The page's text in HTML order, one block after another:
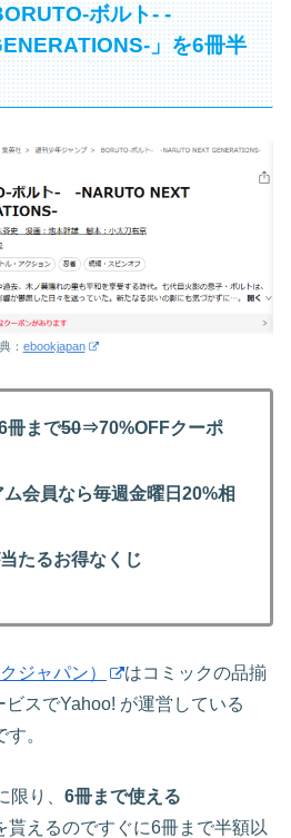
ボルト- -
」を6冊半
： ebookjapan
冊まで50⇒70%OFFクーポ
会員なら毎週金曜日20%相
たるお得なくじ
ジャパン）
はコミックの品揃
スでYahoo! が運営している
。
り、 6冊まで使える
貰えるのですぐに6冊まで半額以